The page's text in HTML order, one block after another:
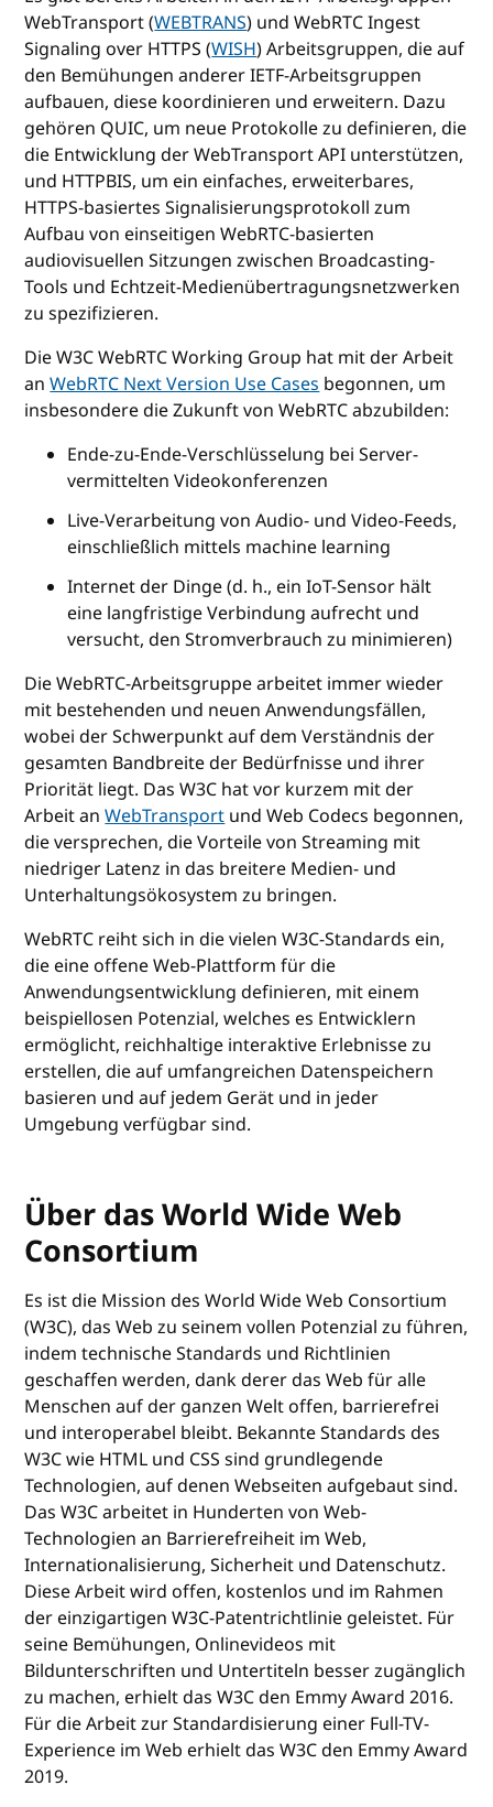
WebTransport (WEBTRANS) und WebRTC Ingest
Signaling over HTTPS (WISH) Arbeitsgruppen, die auf
den Bemühungen anderer IETF-Arbeitsgruppen
aufbauen, diese koordinieren und erweitern. Dazu
gehören QUIC, um neue Protokolle zu definieren, die
die Entwicklung der WebTransport API unterstützen,
und HTTPBIS, um ein einfaches, erweiterbares,
HTTPS-basiertes Signalisierungsprotokoll zum
Aufbau von einseitigen WebRTC-basierten
audiovisuellen Sitzungen zwischen Broadcasting-
Tools und Echtzeit-Medienübertragungsnetzwerken
zu spezifizieren.
Die W3C WebRTC Working Group hat mit der Arbeit
anWebRTC Next Version Use Casesbegonnen, um
insbesondere die Zukunft von WebRTC abzubilden:
Ende-zu-Ende-Verschlüsselung bei Server-
vermittelten Videokonferenzen
Live-Verarbeitung von Audio- und Video-Feeds,
einschließlich mittels machine learning
Internet der Dinge (d. h., ein IoT-Sensor hält
eine langfristige Verbindung aufrecht und
versucht, den Stromverbrauch zu minimieren)
Die WebRTC-Arbeitsgruppe arbeitet immer wieder
mit bestehenden und neuen Anwendungsfällen,
wobei der Schwerpunkt auf dem Verständnis der
gesamten Bandbreite der Bedürfnisse und ihrer
Priorität liegt. Das W3C hat vor kurzem mit der
Arbeit anWebTransportund Web Codecs begonnen,
die versprechen, die Vorteile von Streaming mit
niedriger Latenz in das breitere Medien- und
Unterhaltungsökosystem zu bringen.
WebRTC reiht sich in die vielen W3C-Standards ein,
die eine offene Web-Plattform für die
Anwendungsentwicklung definieren, mit einem
beispiellosen Potenzial, welches es Entwicklern
ermöglicht, reichhaltige interaktive Erlebnisse zu
erstellen, die auf umfangreichen Datenspeichern
basieren und auf jedem Gerät und in jeder
Umgebung verfügbar sind.
Über das World Wide Web
Consortium
Es ist die Mission des World Wide Web Consortium
(W3C), das Web zu seinem vollen Potenzial zu führen,
indem technische Standards und Richtlinien
geschaffen werden, dank derer das Web für alle
Menschen auf der ganzen Welt offen, barrierefrei
und interoperabel bleibt. Bekannte Standards des
W3C wie HTML und CSS sind grundlegende
Technologien, auf denen Webseiten aufgebaut sind.
Das W3C arbeitet in Hunderten von Web-
Technologien an Barrierefreiheit im Web,
Internationalisierung, Sicherheit und Datenschutz.
Diese Arbeit wird offen, kostenlos und im Rahmen
der einzigartigen W3C-Patentrichtlinie geleistet. Für
seine Bemühungen, Onlinevideos mit
Bildunterschriften und Untertiteln besser zugänglich
zu machen, erhielt das W3C den Emmy Award 2016.
Für die Arbeit zur Standardisierung einer Full-TV-
Experience im Web erhielt das W3C den Emmy Award
2019.